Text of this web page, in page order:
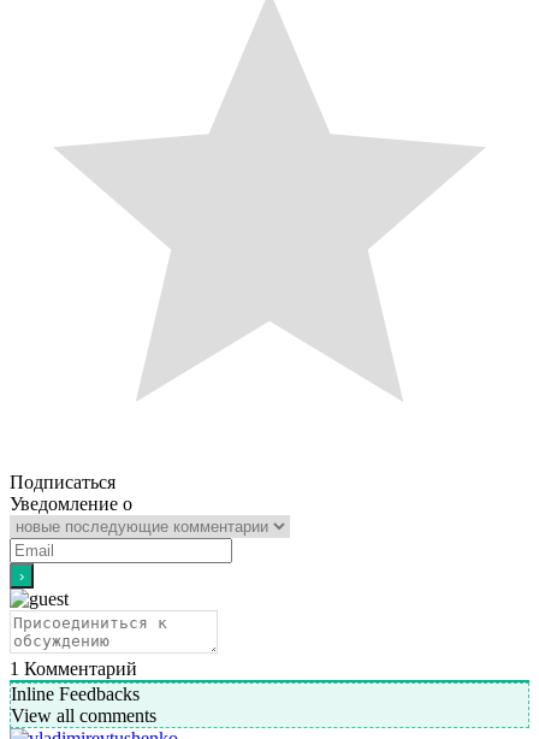
Подписаться
Уведомление о
1 Комментарий
Inline Feedbacks
View all comments